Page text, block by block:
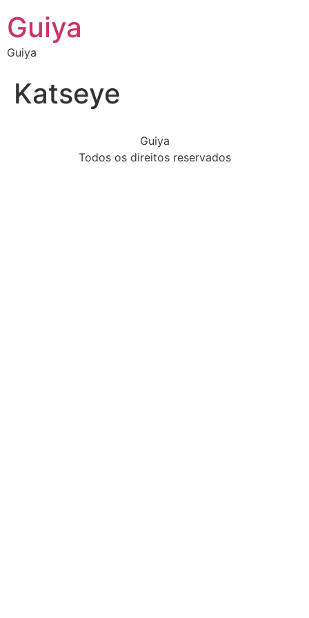
Guiya
Guiya
Katseye
Guiya
Todos os direitos reservados